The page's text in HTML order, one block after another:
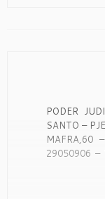
PODER
SANTO –
MAFRA,60
29050906